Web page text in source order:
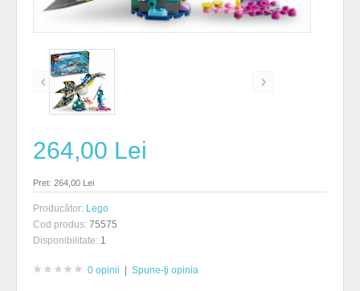
264,00 Lei
Pret: 264,00 Lei
Producător: Lego
Cod produs: 75575
Disponibilitate: 1
0 opinii Spune-ţi opinia